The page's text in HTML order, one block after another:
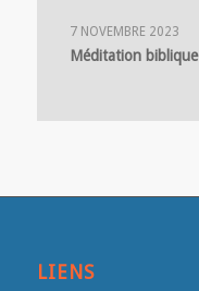
7 NOVEMBRE 2023
Méditation biblique
LIENS